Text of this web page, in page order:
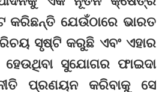
କରିଛନ୍ତି ଯେଉଁଠାରେ ଭାରତ
ସୃଷ୍ଟି କରୁଛି ଏବଂ ଏହାର
ସୁଯୋଗର ଫାଇଦା
ପ୍ରଣୟନ କରିବାକୁ ସେ